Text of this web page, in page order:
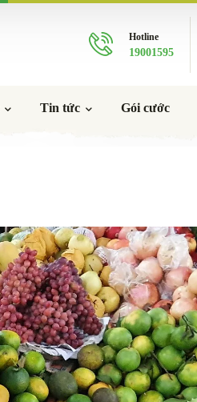
Hotline
19001595
Tin tức Gói cước